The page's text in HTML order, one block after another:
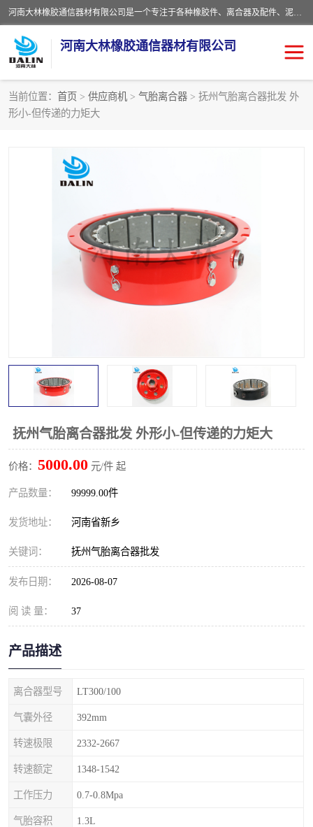
河南大林橡胶通信器材有限公司是一个专注于各种橡胶件、离合器及配件、泥浆泵及配件等产品设计制造和加工的企业。产品应用于矿山、冶金、石油、钢铁、化工、水泥、船舶、造纸、通用机械等各种大功率机械传动或制动装置。
河南大林橡胶通信器材有限公司
当前位置： 首页 > 供应商机 > 气胎离合器 > 抚州气胎离合器批发 外
形小-但传递的力矩大
抚州气胎离合器批发 外形小-但传递的力矩大
价格： 5000.00 元/件 起
产品数量： 99999.00件
发货地址： 河南省新乡
关键词： 抚州气胎离合器批发
发布日期： 2026-08-07
阅 读 量： 37
产品描述
离合器型号 LT300/100
气囊外径 392mm
转速极限 2332-2667
转速额定 1348-1542
工作压力 0.7-0.8Mpa
气胎容积 1.3L
推盘离合器
VC离合器
PO隔膜离合器
泥浆泵空气包胶囊 气动元件
DY隔膜式离合器 CB离合器
实芯轮胎